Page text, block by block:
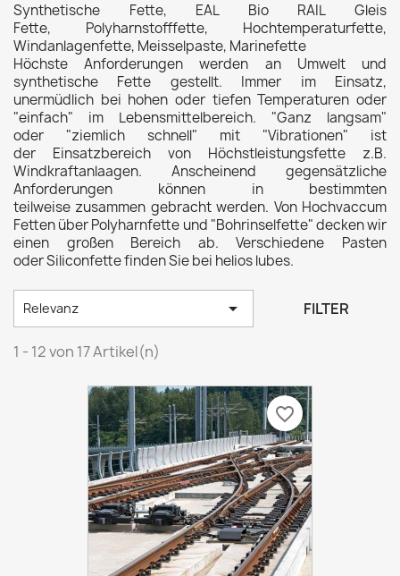
Synthetische Fette, EAL Bio RAIL Gleis
Fette, Polyharnstofffette, Hochtemperaturfette,
Windanlagenfette, Meisselpaste, Marinefette
Höchste Anforderungen werden an Umwelt und
synthetische Fette gestellt. Immer im Einsatz,
unermüdlich bei hohen oder tiefen Temperaturen oder
"einfach" im Lebensmittelbereich. "Ganz langsam"
oder "ziemlich schnell" mit "Vibrationen" ist
der Einsatzbereich von Höchstleistungsfette z.B.
Windkraftanlaagen. Anscheinend gegensätzliche
Anforderungen können in bestimmten
teilweise zusammen gebracht werden. Von Hochvaccum
Fetten über Polyharnfette und "Bohrinselfette" decken wir
einen großen Bereich ab. Verschiedene Pasten
oder Siliconfette finden Sie bei helios lubes.
Relevanz  FILTER
1 - 12 von 17 Artikel(n)
favorite_border